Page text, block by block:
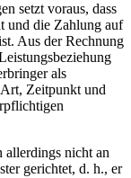
setzt voraus, dass
und die Zahlung auf
Aus der Rechnung
als
Art, Zeitpunkt und
nicht an
gerichtet, d. h., er